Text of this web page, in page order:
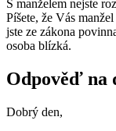
S manželem nejste
Píšete, že Vás
jste ze zákona
osoba blízká.
Odpověď na
Dobrý den,